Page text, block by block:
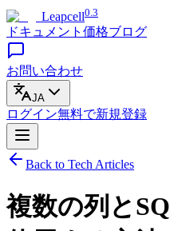
Leapcell0.3
ドキュメント 価格ブログ
お問い合わせ
JA
ログイン無料で新規登録
Back to Tech Articles
複数の列と